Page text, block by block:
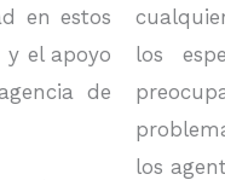
en estos
y el apoyo
de
los
los